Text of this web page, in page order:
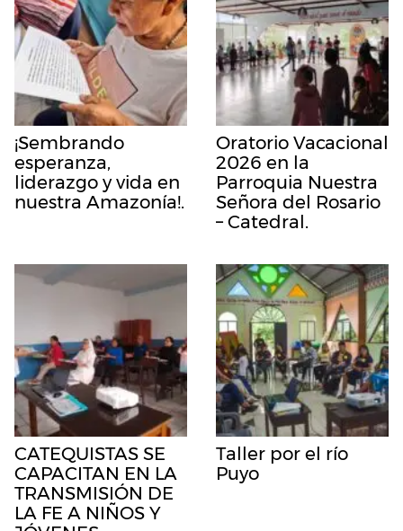
¡Sembrando
esperanza,
liderazgo y vida en
nuestra Amazonía!.
Oratorio Vacacional
2026 en la
Parroquia Nuestra
Señora del Rosario
– Catedral.
CATEQUISTAS SE
CAPACITAN EN LA
TRANSMISIÓN DE
LA FE A NIÑOS Y
Taller por el río
Puyo